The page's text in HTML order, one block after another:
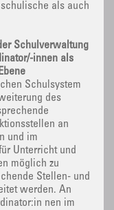
als auch
Schulverwaltung
innen als
Schulsystem
des
an
und im
Unterricht und
möglich zu
Stellen- und
werden. An
nen im